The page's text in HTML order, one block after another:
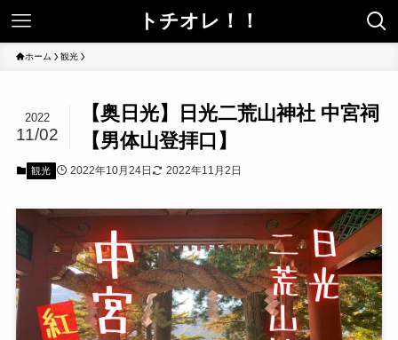
トチオレ！！
ホーム 観光
【奥日光】日光二荒山神社 中宮祠
【男体山登拝口】
2022
11/02
観光 2022年10月24日 2022年11月2日